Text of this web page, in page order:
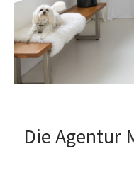
Die Agentur